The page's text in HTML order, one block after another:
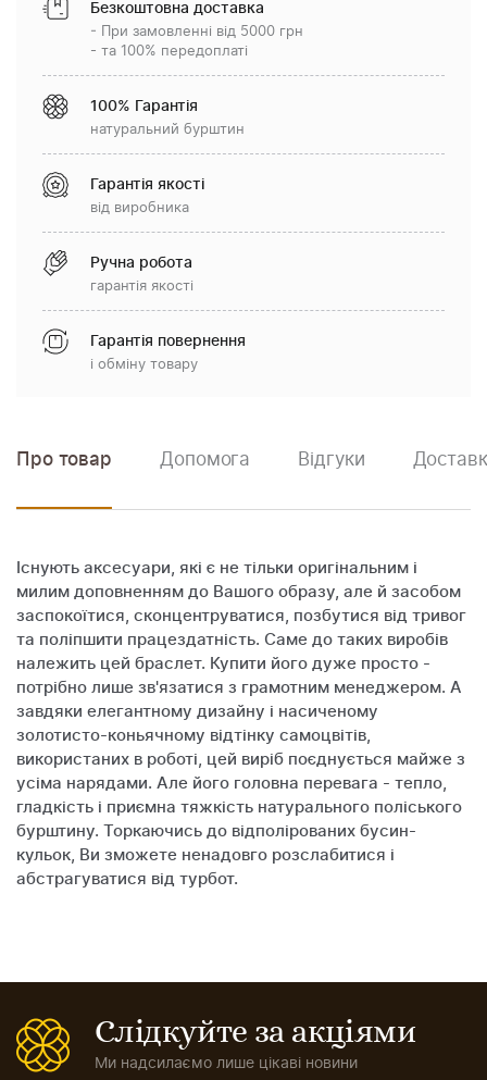
Безкоштовна доставка
- При замовленні від 5000 грн
- та 100% передоплаті
100% Гарантія
натуральний бурштин
Гарантія якості
від виробника
Ручна робота
гарантія якості
Гарантія повернення
і обміну товару
Про товар Допомога Відгуки
Існують аксесуари, які є не тільки оригінальним і
милим доповненням до Вашого образу, але й засобом
заспокоїтися, сконцентруватися, позбутися від тривог
та поліпшити працездатність. Саме до таких виробів
належить цей браслет. Купити його дуже просто -
потрібно лише зв'язатися з грамотним менеджером. А
завдяки елегантному дизайну і насиченому
золотисто-коньячному відтінку самоцвітів,
використаних в роботі, цей виріб поєднується майже з
усіма нарядами. Але його головна перевага - тепло,
гладкість і приємна тяжкість натурального поліського
бурштину. Торкаючись до відполірованих бусин-
кульок, Ви зможете ненадовго розслабитися і
абстрагуватися від турбот.
Слідкуйте за акціями
Ми надсилаємо лише цікаві новини